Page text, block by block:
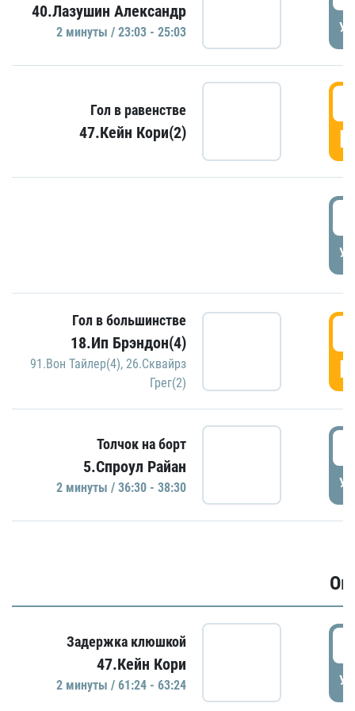
40.Лазушин Александр
2 минуты / 23:03 - 25:03
Гол в равенстве
47.Кейн Кори(2)
Гол в большинстве
18.Ип Брэндон(4)
91.Вон Тайлер(4), 26.Сквайрз
Грег(2)
Толчок на борт
5.Спроул Райан
2 минуты / 36:30 - 38:30
Задержка клюшкой
47.Кейн Кори
2 минуты / 61:24 - 63:24